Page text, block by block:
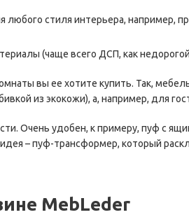
стиля интерьера, например,
(чаще всего ДСП, как
вы ее хотите купить. Так,
из экокожи), а, например, для
Очень удобен, к примеру, пуф с
– пуф-трансформер, который
MebLeder